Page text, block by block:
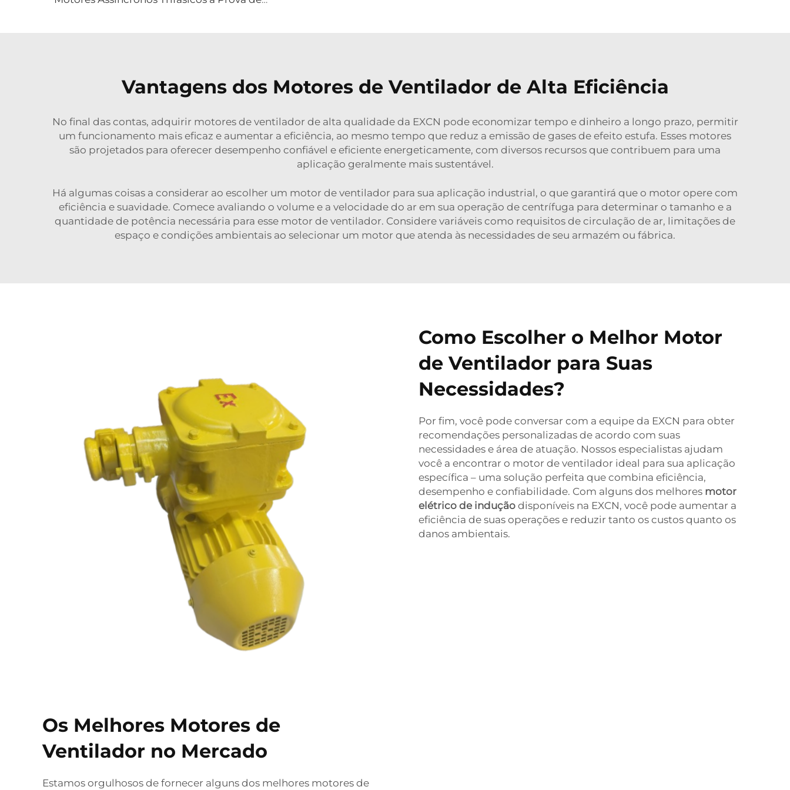
Vantagens dos Motores de Ventilador de Alta Eficiência
No final das contas, adquirir motores de ventilador de alta qualidade da EXCN pode economizar tempo e dinheiro a longo prazo, permitir
um funcionamento mais eficaz e aumentar a eficiência, ao mesmo tempo que reduz a emissão de gases de efeito estufa. Esses motores
são projetados para oferecer desempenho confiável e eficiente energeticamente, com diversos recursos que contribuem para uma
aplicação geralmente mais sustentável.
Há algumas coisas a considerar ao escolher um motor de ventilador para sua aplicação industrial, o que garantirá que o motor opere com
eficiência e suavidade. Comece avaliando o volume e a velocidade do ar em sua operação de centrífuga para determinar o tamanho e a
quantidade de potência necessária para esse motor de ventilador. Considere variáveis como requisitos de circulação de ar, limitações de
espaço e condições ambientais ao selecionar um motor que atenda às necessidades de seu armazém ou fábrica.
Como Escolher o Melhor Motor
de Ventilador para Suas
Necessidades?
Por fim, você pode conversar com a equipe da EXCN para obter
recomendações personalizadas de acordo com suas
necessidades e área de atuação. Nossos especialistas ajudam
você a encontrar o motor de ventilador ideal para sua aplicação
específica – uma solução perfeita que combina eficiência,
desempenho e confiabilidade. Com alguns dos melhores motor
elétrico de indução disponíveis na EXCN, você pode aumentar a
eficiência de suas operações e reduzir tanto os custos quanto os
danos ambientais.
Os Melhores Motores de
Ventilador no Mercado
Estamos orgulhosos de fornecer alguns dos melhores motores de